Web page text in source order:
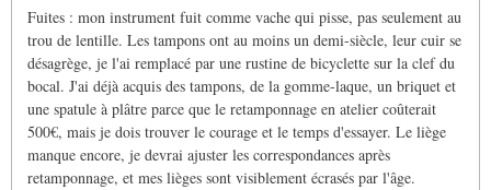
Fuites : mon instrument fuit comme vache qui pisse, pas seulement au
trou de lentille. Les tampons ont au moins un demi-siècle, leur cuir se
désagrège, je l'ai remplacé par une rustine de bicyclette sur la clef du
bocal. J'ai déjà acquis des tampons, de la gomme-laque, un briquet et
une spatule à plâtre parce que le retamponnage en atelier coûterait
500€, mais je dois trouver le courage et le temps d'essayer. Le liège
manque encore, je devrai ajuster les correspondances après
retamponnage, et mes lièges sont visiblement écrasés par l'âge.